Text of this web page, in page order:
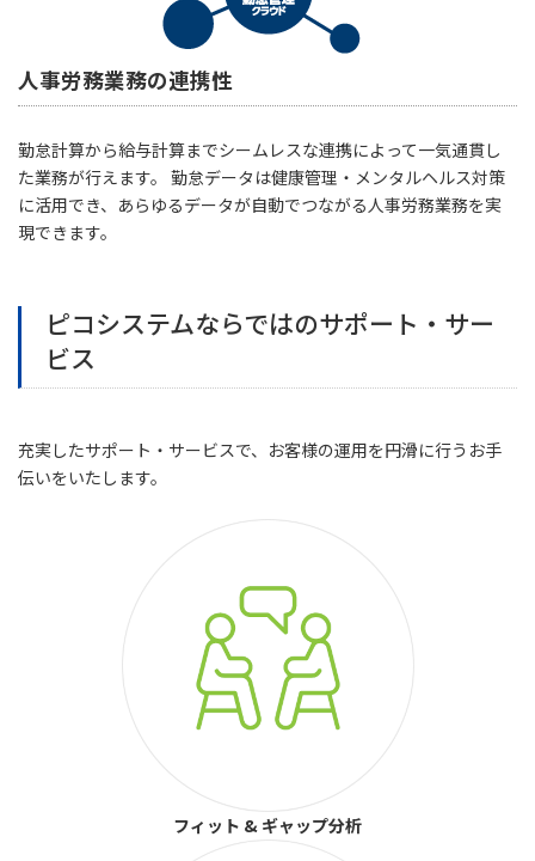
人事労務業務の連携性
勤怠計算から給与計算までシームレスな連携によって一気通貫し
た業務が行えます。 勤怠データは健康管理・メンタルヘルス対策
に活用でき、あらゆるデータが自動でつながる人事労務業務を実
現できます。
ピコシステムならではのサポート・サー
ビス
充実したサポート・サービスで、お客様の運用を円滑に行うお手
伝いをいたします。
フィット & ギャップ分析